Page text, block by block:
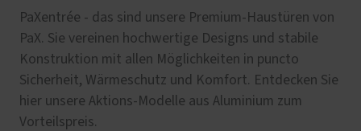
PaXentrée - das sind unsere Premium-Haustüren von
PaX. Sie vereinen hochwertige Designs und stabile
Konstruktion mit allen Möglichkeiten in puncto
Sicherheit, Wärmeschutz und Komfort. Entdecken Sie
hier unsere Aktions-Modelle aus Aluminium zum
Vorteilspreis.